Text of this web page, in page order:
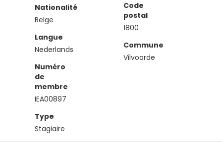
Nationalité
Belge
Langue
Nederlands
Numéro
de
membre
IEA00897
Type
Stagiaire
Code
postal
1800
Commune
Vilvoorde